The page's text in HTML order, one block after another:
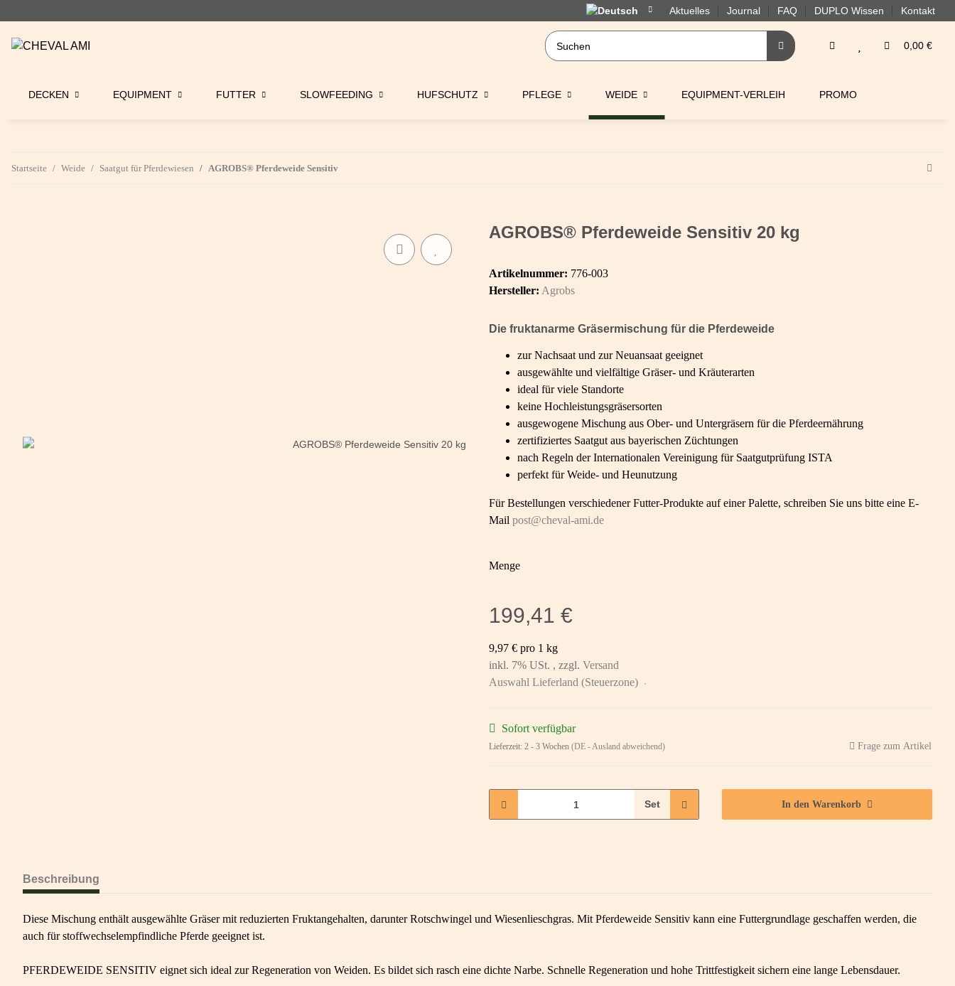
Aktuelles Journal FAQ DUPLO Wissen Kontakt
0,00 €
DECKEN EQUIPMENT FUTTER SLOWFEEDING HUFSCHUTZ PFLEGE WEIDE EQUIPMENT-VERLEIH PROMO
Startseite Weide Saatgut für Pferdewiesen AGROBS® Pferdeweide Sensitiv
AGROBS® Pferdeweide Sensitiv 20 kg
Artikelnummer: 776-003
Hersteller: Agrobs
Die fruktanarme Gräsermischung für die Pferdeweide
zur Nachsaat und zur Neuansaat geeignet
ausgewählte und vielfältige Gräser- und Kräuterarten
ideal für viele Standorte
keine Hochleistungsgräsersorten
ausgewogene Mischung aus Ober- und Untergräsern für die Pferdeernährung
zertifiziertes Saatgut aus bayerischen Züchtungen
nach Regeln der Internationalen Vereinigung für Saatgutprüfung ISTA
perfekt für Weide- und Heunutzung
Für Bestellungen verschiedener Futter-Produkte auf einer Palette, schreiben Sie uns bitte eine E-
Mail post@cheval-ami.de
Menge
199,41 €
9,97 € pro 1 kg
inkl. 7% USt. , zzgl. Versand
Auswahl Lieferland (Steuerzone)
Sofort verfügbar
Lieferzeit: 2 - 3 Wochen (DE - Ausland abweichend) Frage zum Artikel
Set In den Warenkorb
Beschreibung
Diese Mischung enthält ausgewählte Gräser mit reduzierten Fruktangehalten, darunter Rotschwingel und Wiesenlieschgras. Mit Pferdeweide Sensitiv kann eine Futtergrundlage geschaffen werden, die
auch für stoffwechselempfindliche Pferde geeignet ist.
PFERDEWEIDE SENSITIV eignet sich ideal zur Regeneration von Weiden. Es bildet sich rasch eine dichte Narbe. Schnelle Regeneration und hohe Trittfestigkeit sichern eine lange Lebensdauer.